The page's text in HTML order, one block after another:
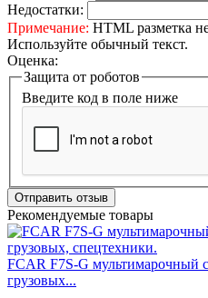
Недостатки:
Примечание: HTML разметка
Используйте обычный текст.
Оценка:
Защита от роботов
Введите код в поле ниже
Отправить отзыв
Рекомендуемые товары
FCAR F7S-G мультимарочный
грузовых...